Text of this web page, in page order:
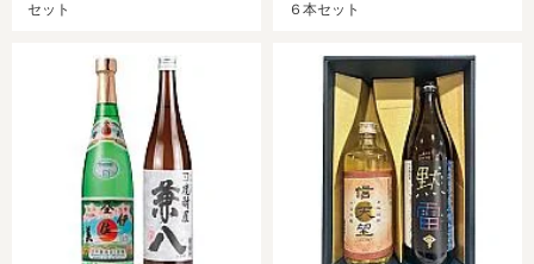
セット
６本セット